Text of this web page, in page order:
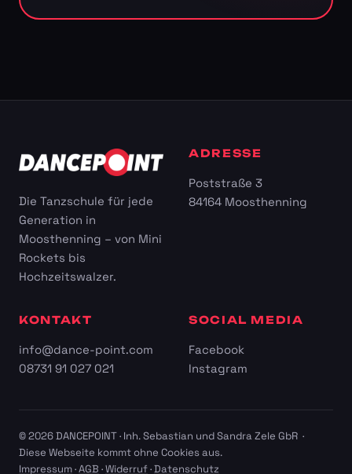
Die Tanzschule für jede
Generation in
Moosthenning – von Mini
Rockets bis
Hochzeitswalzer.
ADRESSE
Poststraße 3
84164 Moosthenning
KONTAKT
info@dance-point.com
08731 91 027 021
SOCIAL MEDIA
Facebook
Instagram
© 2026 DANCEPOINT · Inh. Sebastian und Sandra Zele GbR ·
Diese Webseite kommt ohne Cookies aus.
Impressum·AGB ·Widerruf·Datenschutz